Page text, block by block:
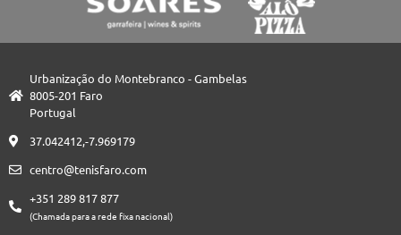
Urbanização do Montebranco - Gambelas
8005-201 Faro
Portugal
37.042412,-7.969179
centro@tenisfaro.com
+351 289 817 877
(Chamada para a rede fixa nacional)